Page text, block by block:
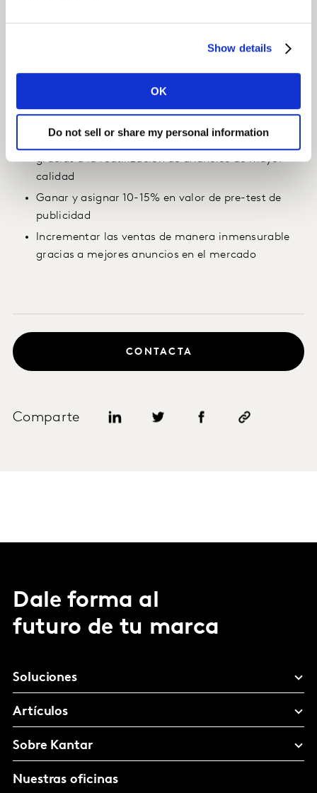
Show details
OK
Do not sell or share my personal information
necesarios para probar los anuncios en esos mercados.
La solución Creative Transport de Kantar permite a The
Coca-Cola Company proyectar:
Ahorrar hasta un 30% en costes de producción,
gracias a la reutilización de anuncios de mayor
calidad
Ganar y asignar 10-15% en valor de pre-test de
publicidad
Incrementar las ventas de manera inmensurable
gracias a mejores anuncios en el mercado
Comparte
CONTACTA
Dale forma al
futuro de tu marca
Soluciones
Artículos
Sobre Kantar
Nuestras oficinas